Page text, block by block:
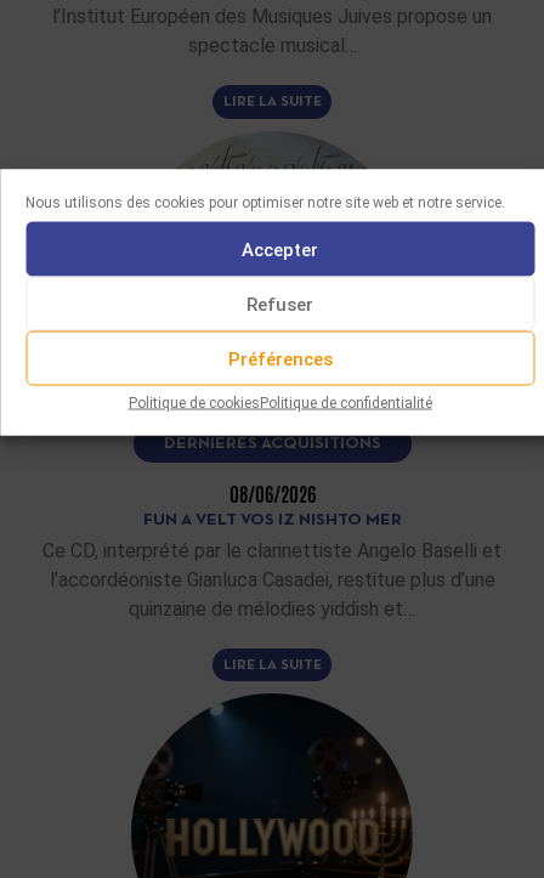
Nous utilisons des cookies pour optimiser notre site web et notre service.
Accepter
Refuser
Préférences
Politique de cookiesPolitique de confidentialité
l’Institut Européen des Musiques Juives propose un
spectacle musical…
LIRE LA SUITE
DERNIÈRES ACQUISITIONS
08/06/2026
FUN A VELT VOS IZ NISHTO MER
Ce CD, interprété par le clarinettiste Angelo Baselli et
l’accordéoniste Gianluca Casadei, restitue plus d’une
quinzaine de mélodies yiddish et…
LIRE LA SUITE